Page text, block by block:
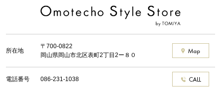
所在地
〒700-0822
岡山県岡山市北区表町2丁目2ー８０
Map
電話番号 086-231-1038 CALL